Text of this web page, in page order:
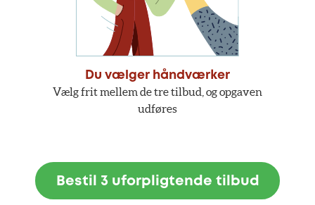
Du vælger håndværker
Vælg frit mellem de tre tilbud, og opgaven
udføres
Bestil 3 uforpligtende tilbud